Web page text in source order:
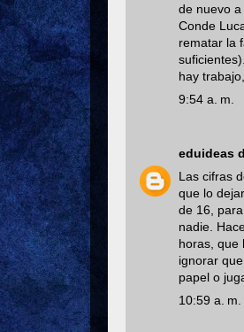
de nuevo
Conde
rematar la
hay
9:54 a. m.
eduideas
Las cifras
que lo
de 16,
nadie.
horas, que
ignorar
papel o
10:59 a. m.